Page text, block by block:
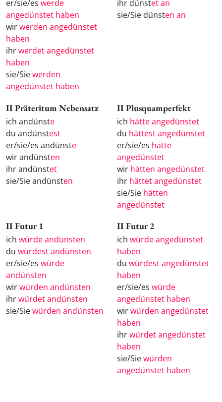
er/sie/es werde
angedünstet haben
wirwerden angedünstet
haben
ihrwerdet angedünstet
haben
sie/Siewerden
angedünstet haben
ihr dünstet an
sie/Sie dünsten an
II Präteritum Nebensatz
ich andünste
du andünstest
er/sie/es andünste
wir andünsten
ihr andünstet
sie/Sie andünsten
II Plusquamperfekt
ich hätte angedünstet
du hättest angedünstet
er/sie/es hätte
angedünstet
wir hätten angedünstet
ihr hättet angedünstet
sie/Sie hätten
angedünstet
II Futur 1
ich würde andünsten
du würdest andünsten
er/sie/es würde
andünsten
wirwürden andünsten
ihrwürdet andünsten
sie/Siewürden andünsten
II Futur 2
ich würde angedünstet
haben
du würdest angedünstet
haben
er/sie/es würde
angedünstet haben
wirwürden angedünstet
haben
ihrwürdet angedünstet
haben
sie/Siewürden
angedünstet haben